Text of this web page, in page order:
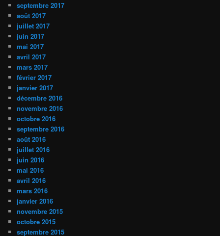
septembre 2017
août 2017
juillet 2017
juin 2017
mai 2017
avril 2017
mars 2017
février 2017
janvier 2017
décembre 2016
novembre 2016
octobre 2016
septembre 2016
août 2016
juillet 2016
juin 2016
mai 2016
avril 2016
mars 2016
janvier 2016
novembre 2015
octobre 2015
septembre 2015